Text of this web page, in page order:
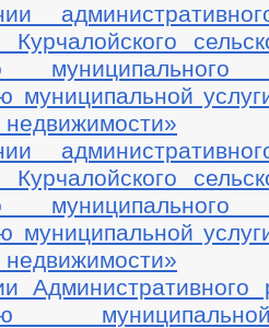
Курчалойского
муниципальной
недвижимости»
Курчалойского
муниципальной
недвижимости»
Административного